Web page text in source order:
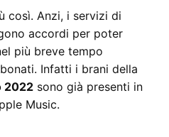
così. Anzi, i servizi di
accordi per poter
più breve tempo
Infatti i brani della
2022 sono già presenti in
Music.